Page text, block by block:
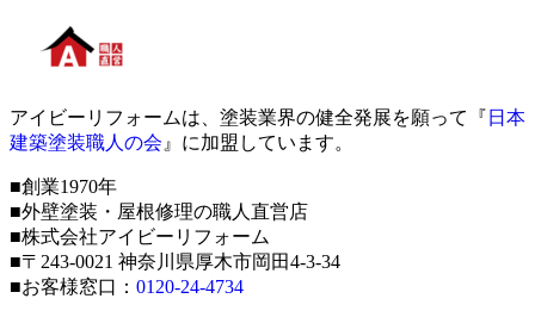
アイビーリフォームは、塗装業界の健全発展を願って『 日本
建築塗装職人の会 』に加盟しています。
■創業1970年
■外壁塗装・屋根修理の職人直営店
■株式会社アイビーリフォーム
■〒243-0021 神奈川県厚木市岡田4-3-34
■お客様窓口： 0120-24-4734